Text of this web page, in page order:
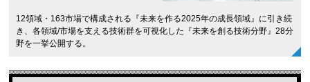
12領域・163市場で構成される『未来を作る2025年の成長領域』に引き続
き、各領域/市場を支える技術群を可視化した『未来を創る技術分野』28分
野を一挙公開する。